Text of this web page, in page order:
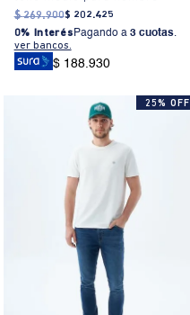
$ 269.900$ 202.425
0% Interés Pagando a 3 cuotas.
ver bancos.
$ 188.930
25% OFF